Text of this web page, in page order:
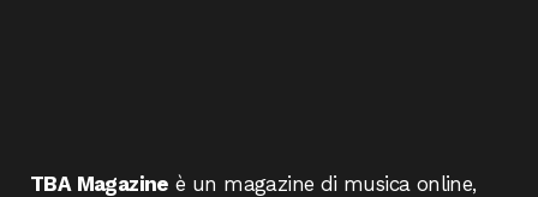
TBA Magazine è un magazine di musica online,